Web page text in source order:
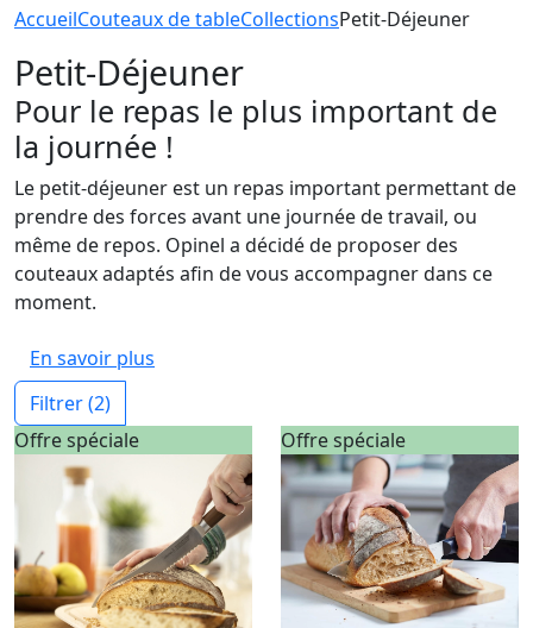
AccueilCouteaux de tableCollectionsPetit-Déjeuner
Petit-Déjeuner
Pour le repas le plus important de
la journée !
Le petit-déjeuner est un repas important permettant de
prendre des forces avant une journée de travail, ou
même de repos. Opinel a décidé de proposer des
couteaux adaptés afin de vous accompagner dans ce
moment.
En savoir plus
Filtrer(2)
Offre spéciale
Offre spéciale